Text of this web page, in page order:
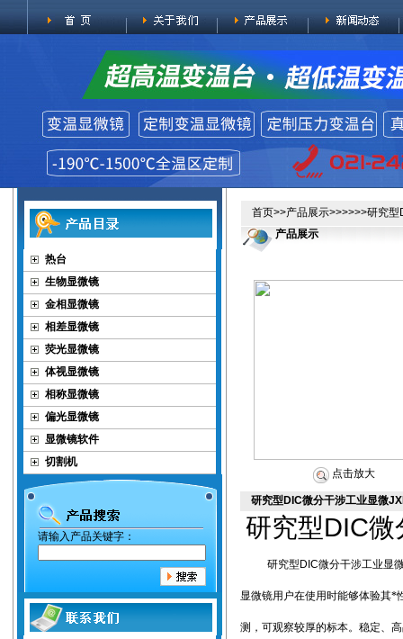
热台
生物显微镜
金相显微镜
相差显微镜
荧光显微镜
体视显微镜
相称显微镜
偏光显微镜
显微镜软件
切割机
请输入产品关键字：
首页>>产品展示>>>>>>研究型
产品展示
点击放大
研究型DIC微分干涉工业显微
研究型DIC微
研究型 DIC微分干涉工业显
显微镜用户在使用时能够体验其*
测，可观察较厚的标本。稳定、